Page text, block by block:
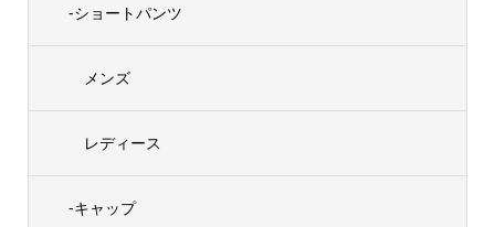
-ショートパンツ
メンズ
レディース
-キャップ